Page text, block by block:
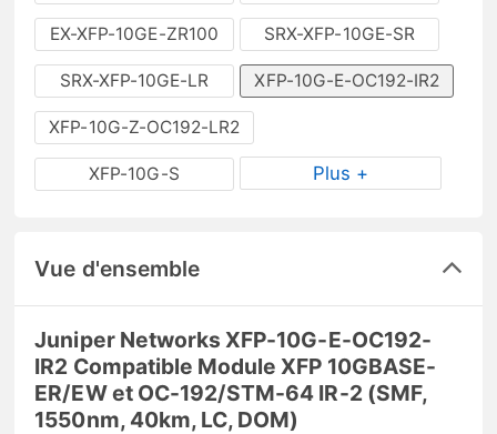
EX-XFP-10GE-ZR100 SRX-XFP-10GE-SR
SRX-XFP-10GE-LR XFP-10G-E-OC192-IR2
XFP-10G-Z-OC192-LR2
XFP-10G-S Plus +
Vue d'ensemble
Juniper Networks XFP-10G-E-OC192-
IR2 Compatible Module XFP 10GBASE-
ER/EW et OC-192/STM-64 IR-2 (SMF,
1550nm, 40km, LC, DOM)